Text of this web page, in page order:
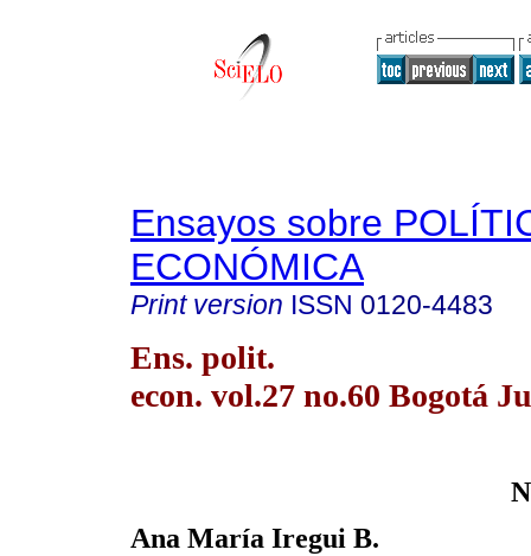
Ensayos sobre
ECONÓMICA
Print version ISSN 0120-4483
Ens. polit.
econ. vol.27 no.60 Bogotá
Ana María Iregui B.